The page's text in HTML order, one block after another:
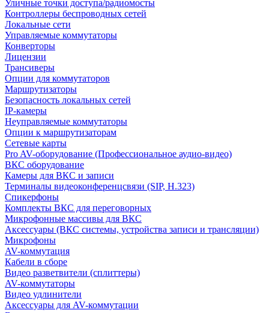
Уличные точки доступа/радиомосты
Контроллеры беспроводных сетей
Локальные сети
Управляемые коммутаторы
Конверторы
Лицензии
Трансиверы
Опции для коммутаторов
Маршрутизаторы
Безопасность локальных сетей
IP-камеры
Неуправляемые коммутаторы
Опции к маршрутизаторам
Сетевые карты
Pro AV-оборудование (Профессиональное аудио-видео)
ВКС оборудование
Камеры для ВКС и записи
Терминалы видеоконференцсвязи (SIP, H.323)
Спикерфоны
Комплекты ВКС для переговорных
Микрофонные массивы для ВКС
Аксессуары (ВКС системы, устройства записи и трансляции)
Микрофоны
AV-коммутация
Кабели в сборе
Видео разветвители (сплиттеры)
AV-коммутаторы
Видео удлинители
Аксессуары для AV-коммутации